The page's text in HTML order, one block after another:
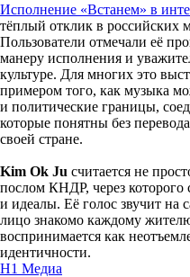
Исполнение «Встанем» в
тёплый отклик в российских
Пользователи отмечали её
манеру исполнения и
культуре. Для многих это
примером того, как музыка
и политические границы,
которые понятны без
своей стране.
Kim Ok Ju считается не
послом КНДР, через которого
и идеалы. Её голос звучит на
лицо знакомо каждому
воспринимается как
идентичности.
Н1 Медиа